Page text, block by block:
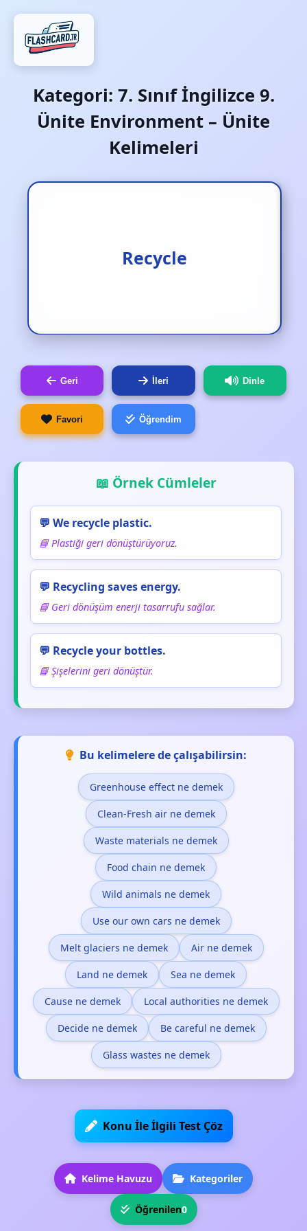
Kategori: 7. Sınıf İngilizce 9.
Ünite Environment – Ünite
Kelimeleri
Recycle
dönüştürmek
Geri İleri Dinle
Favori Öğrendim
📖 Örnek Cümleler
💬 We recycle plastic.
📘 Plastiği geri dönüştürüyoruz.
💬 Recycling saves energy.
📘 Geri dönüşüm enerji tasarrufu sağlar.
💬 Recycle your bottles.
📘 Şişelerini geri dönüştür.
Bu kelimelere de çalışabilirsin:
Greenhouse effect ne demek
Clean-Fresh air ne demek
Waste materials ne demek
Food chain ne demek
Wild animals ne demek
Use our own cars ne demek
Melt glaciers ne demek Air ne demek
Land ne demek Sea ne demek
Cause ne demek Local authorities ne demek
Decide ne demek Be careful ne demek
Glass wastes ne demek
Konu İle İlgili Test Çöz
Kelime Havuzu Kategoriler
Öğrenilen0